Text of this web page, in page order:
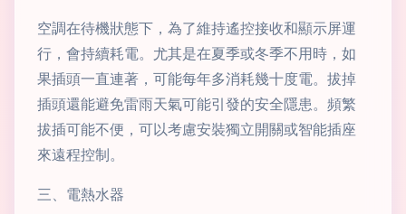
空調在待機狀態下，為了維持遙控接收和顯示屏運
行，會持續耗電。尤其是在夏季或冬季不用時，如
果插頭一直連著，可能每年多消耗幾十度電。拔掉
插頭還能避免雷雨天氣可能引發的安全隱患。頻繁
拔插可能不便，可以考慮安裝獨立開關或智能插座
來遠程控制。
三、電熱水器